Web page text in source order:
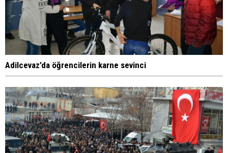
Adilcevaz’da öğrencilerin karne sevinci